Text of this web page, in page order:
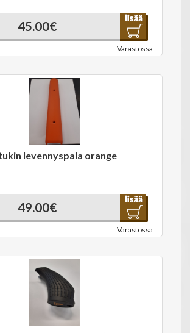
45.00€
Varastossa
levennyspala orange
49.00€
Varastossa